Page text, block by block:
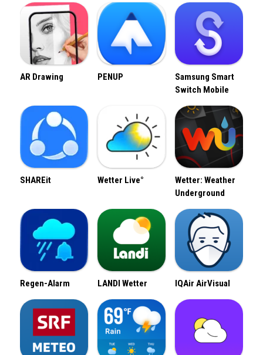
AR Drawing PENUP
Samsung Smart
Switch Mobile
SHAREit Wetter Live°
Wetter: Weather
Underground
Regen-Alarm LANDI Wetter IQAir AirVisual